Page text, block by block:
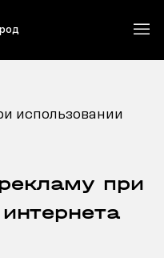
использовании
при